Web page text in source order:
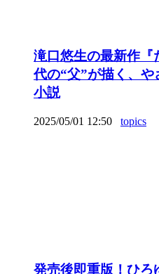
滝口悠生の最新作『
代の“父”が描く、
小説
2025/05/01 12:50 topics
発売後即重版！ひろ